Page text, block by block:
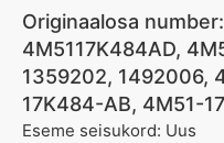
Originaalosa
4M5117K484AD,
1359202, 1492006,
17K484-AB, 4M51-
Eseme seisukord: Uus